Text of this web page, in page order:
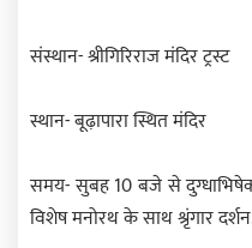
संस्थान- श्रीगिरिराज मंदिर ट्रस्ट
स्थान- बूढ़ापारा स्थित मंदिर
समय- सुबह 10 बजे से
विशेष मनोरथ के साथ श्रृंगार